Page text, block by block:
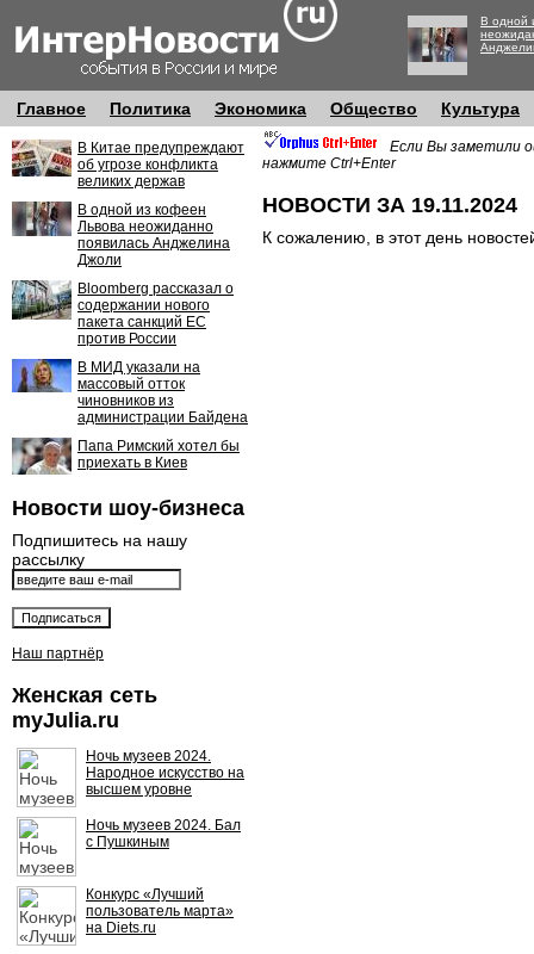
В одной
Главное Политика Экономика Общество Культура
В Китае предупреждают
об угрозе конфликта
великих держав
В одной из кофеен
Львова неожиданно
появилась Анджелина
Джоли
Bloomberg рассказал о
содержании нового
пакета санкций ЕС
против России
В МИД указали на
массовый отток
чиновников из
администрации Байдена
Папа Римский хотел бы
приехать в Киев
Новости шоу-бизнеса
Подпишитесь на нашу
рассылку
Наш партнёр
Женская сеть
myJulia.ru
Ночь музеев 2024.
Народное искусство на
высшем уровне
Ночь музеев 2024. Бал
с Пушкиным
Конкурс «Лучший
пользователь марта»
на Diets.ru
Если Вы заметили
нажмите Ctrl+Enter
НОВОСТИ ЗА 19.11.2024
К сожалению, в этот день